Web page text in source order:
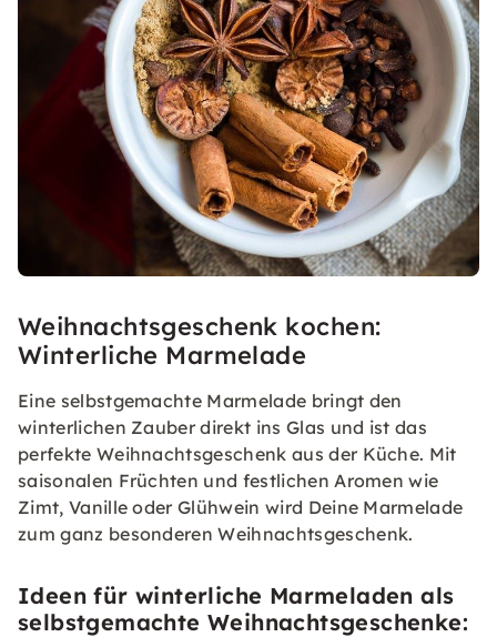
Weihnachtsgeschenk kochen:
Winterliche Marmelade
Eine selbstgemachte Marmelade bringt den
winterlichen Zauber direkt ins Glas und ist das
perfekte Weihnachtsgeschenk aus der Küche. Mit
saisonalen Früchten und festlichen Aromen wie
Zimt, Vanille oder Glühwein wird Deine Marmelade
zum ganz besonderen Weihnachtsgeschenk.
Ideen für winterliche Marmeladen als
selbstgemachte Weihnachtsgeschenke: